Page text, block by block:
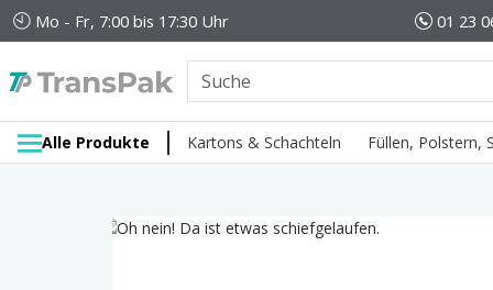
Mo - Fr, 7:00 bis 17:30 Uhr 01 23
Alle Produkte Kartons & Schachteln Füllen, Polstern,